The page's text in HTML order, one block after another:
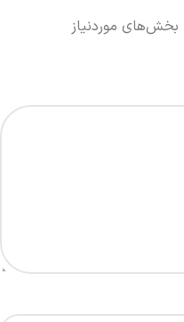
بخش‌های موردنیاز